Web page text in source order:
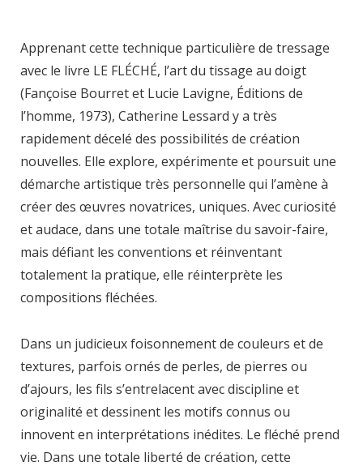
Apprenant cette technique particulière de tressage
avec le livre LE FLÉCHÉ, l’art du tissage au doigt
(Fançoise Bourret et Lucie Lavigne, Éditions de
l’homme, 1973), Catherine Lessard y a très
rapidement décelé des possibilités de création
nouvelles. Elle explore, expérimente et poursuit une
démarche artistique très personnelle qui l’amène à
créer des œuvres novatrices, uniques. Avec curiosité
et audace, dans une totale maîtrise du savoir-faire,
mais défiant les conventions et réinventant
totalement la pratique, elle réinterprète les
compositions fléchées.
Dans un judicieux foisonnement de couleurs et de
textures, parfois ornés de perles, de pierres ou
d’ajours, les fils s’entrelacent avec discipline et
originalité et dessinent les motifs connus ou
innovent en interprétations inédites. Le fléché prend
vie. Dans une totale liberté de création, cette